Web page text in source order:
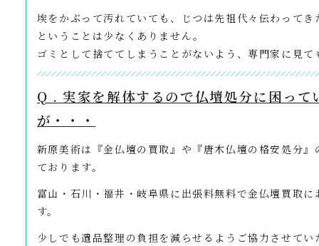
埃をかぶって汚れていても、じつは先祖代々伝わって
ということは少なくありません。
ゴミとして捨ててしまうことがないよう、専門家に見
Q . 実家を解体するので仏壇処分に困って
が・・・
新原美術は『金仏壇の買取』や『唐木仏壇の格安処分
ております。
富山・石川・福井・岐阜県に出張料無料で金仏壇買取
す。
少しでも遺品整理の負担を減らせるようご協力させてい